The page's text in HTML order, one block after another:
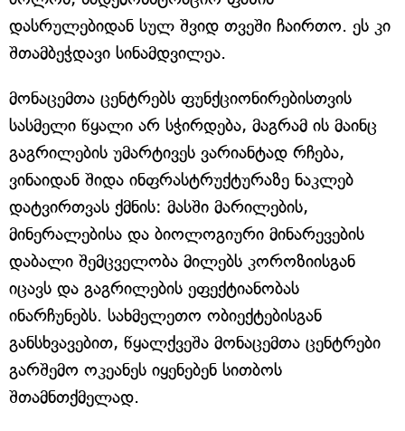
დასრულებიდან სულ შვიდ თვეში ჩაირთო. ეს კი
შთამბეჭდავი სინამდვილეა.
მონაცემთა ცენტრებს ფუნქციონირებისთვის
სასმელი წყალი არ სჭირდება, მაგრამ ის მაინც
გაგრილების უმარტივეს ვარიანტად რჩება,
ვინაიდან შიდა ინფრასტრუქტურაზე ნაკლებ
დატვირთვას ქმნის: მასში მარილების,
მინერალებისა და ბიოლოგიური მინარევების
დაბალი შემცველობა მილებს კოროზიისგან
იცავს და გაგრილების ეფექტიანობას
ინარჩუნებს. სახმელეთო ობიექტებისგან
განსხვავებით, წყალქვეშა მონაცემთა ცენტრები
გარშემო ოკეანეს იყენებენ სითბოს
შთამნთქმელად.